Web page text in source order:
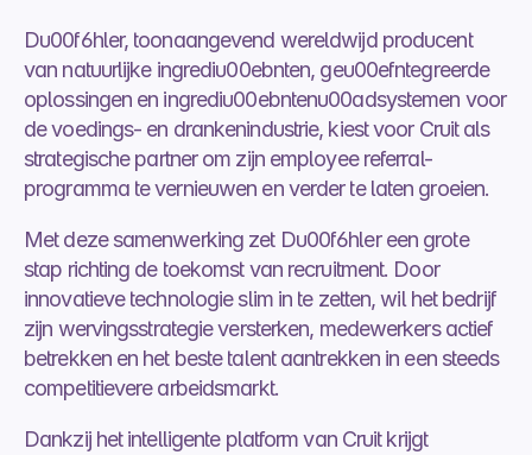
Du00f6hler, toonaangevend wereldwijd producent
van natuurlijke ingrediu00ebnten, geu00efntegreerde
oplossingen en ingrediu00ebntenu00adsystemen voor
de voedings- en drankenindustrie, kiest voor Cruit als
strategische partner om zijn employee referral-
programma te vernieuwen en verder te laten groeien.
Met deze samenwerking zet Du00f6hler een grote
stap richting de toekomst van recruitment. Door
innovatieve technologie slim in te zetten, wil het bedrijf
zijn wervingsstrategie versterken, medewerkers actief
betrekken en het beste talent aantrekken in een steeds
competitievere arbeidsmarkt.
Dankzij het intelligente platform van Cruit krijgt